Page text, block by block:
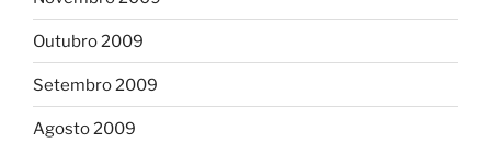
Outubro 2009
Setembro 2009
Agosto 2009